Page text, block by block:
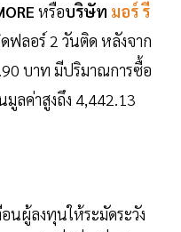
หรือบริษัท มอร์ รี
ฟลอร์ 2 วันติด หลังจาก
บาท มีปริมาณการซื้อ
ลค่าสูงถึง 4,442.13
นผู้ลงทุนให้ระมัดระวัง